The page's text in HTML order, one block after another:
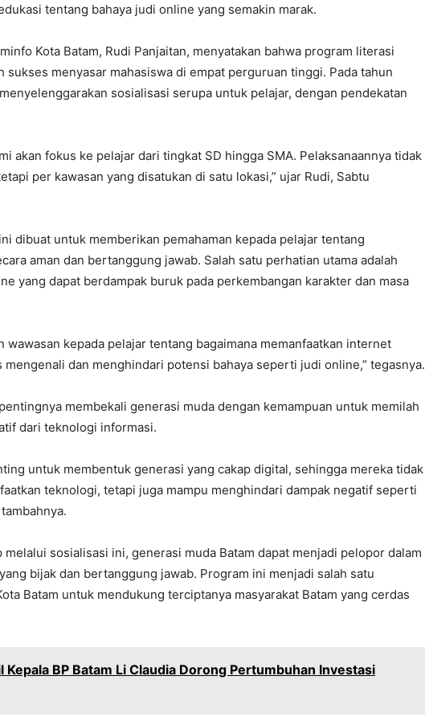
tentang bahaya judi online yang semakin marak.
Kota Batam, Rudi Panjaitan, menyatakan bahwa program literasi
sukses menyasar mahasiswa di empat perguruan tinggi. Pada tahun
sosialisasi serupa untuk pelajar, dengan pendekatan
akan fokus ke pelajar dari tingkat SD hingga SMA. Pelaksanaannya tidak
per kawasan yang disatukan di satu lokasi,” ujar Rudi, Sabtu
dibuat untuk memberikan pemahaman kepada pelajar tentang
aman dan bertanggung jawab. Salah satu perhatian utama adalah
yang dapat berdampak buruk pada perkembangan karakter dan masa
wawasan kepada pelajar tentang bagaimana memanfaatkan internet
mengenali dan menghindari potensi bahaya seperti judi online,” tegasnya.
membekali generasi muda dengan kemampuan untuk memilah
dari teknologi informasi.
untuk membentuk generasi yang cakap digital, sehingga mereka tidak
teknologi, tetapi juga mampu menghindari dampak negatif seperti
melalui sosialisasi ini, generasi muda Batam dapat menjadi pelopor dalam
bijak dan bertanggung jawab. Program ini menjadi salah satu
Batam untuk mendukung terciptanya masyarakat Batam yang cerdas
Kepala BP Batam Li Claudia Dorong Pertumbuhan Investasi